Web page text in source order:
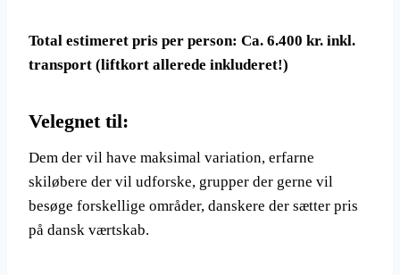
Total estimeret pris per person: Ca. 6.400 kr. inkl.
transport (liftkort allerede inkluderet!)
Velegnet til:
Dem der vil have maksimal variation, erfarne
skiløbere der vil udforske, grupper der gerne vil
besøge forskellige områder, danskere der sætter pris
på dansk værtskab.